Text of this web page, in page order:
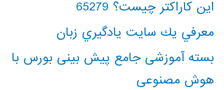
این کاراکتر چیست؟ 65279
معرفي يك سايت يادگيري زبان
بسته آموزشی جامع پیش بینی بورس با
هوش مصنوعی